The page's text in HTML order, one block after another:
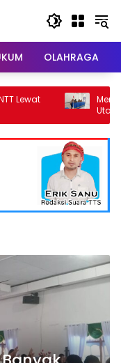
OLAHRAGA
Meriahkan HUT RI
Utara Siapkan
Parade Budaya,